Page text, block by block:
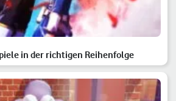
in der richtigen Reihenfolge